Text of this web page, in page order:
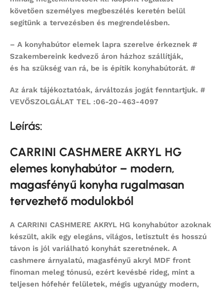
követően személyes megbeszélés keretén belül
segítünk a tervezésben és megrendelésben.
– A konyhabútor elemek lapra szerelve érkeznek #
Szakembereink kedvező áron házhoz szállítják,
és ha szükség van rá, be is építik konyhabútorát. #
Az árak tájékoztatóak, árváltozás jogát fenntartjuk. #
VEVŐSZOLGÁLAT TEL :06-20-463-4097
Leírás:
CARRINI CASHMERE AKRYL HG
elemes konyhabútor – modern,
magasfényű konyha rugalmasan
tervezhető modulokból
A CARRINI CASHMERE AKRYL HG konyhabútor azoknak
készült, akik egy elegáns, világos, letisztult és hosszú
távon is jól variálható konyhát szeretnének. A
cashmere árnyalatú, magasfényű akryl MDF front
finoman meleg tónusú, ezért kevésbé rideg, mint a
teljesen hófehér felületek, mégis ugyanúgy modern,